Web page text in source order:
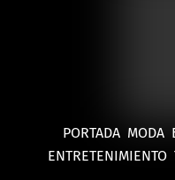
PORTADA MODA
ENTRETENIMIENTO